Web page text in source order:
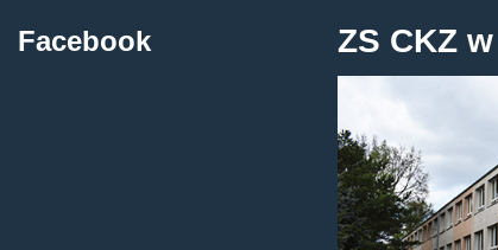
Facebook ZS CKZ